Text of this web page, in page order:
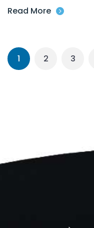
Read More
1 2 3